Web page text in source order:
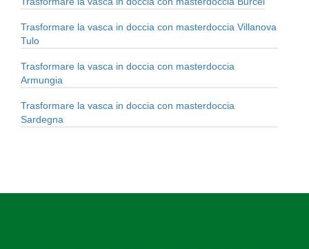
Trasformare la vasca in doccia con masterdoccia Villanova
Tulo
Trasformare la vasca in doccia con masterdoccia
Armungia
Trasformare la vasca in doccia con masterdoccia
Sardegna